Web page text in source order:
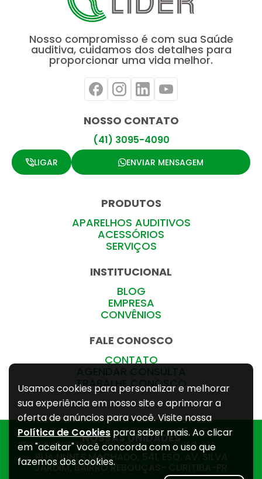
Nosso compromisso é com sua Saúde
auditiva, cuidamos dos detalhes para
proporcionar uma vida melhor.
PRODUTOS
APARELHOS AUDITIVOS
ACESSÓRIOS
SERVIÇOS
INSTITUCIONAL
BLOG
EMPRESA
CONVÊNIOS
FALE CONOSCO
CONTATO
AGENDAR CONSULTA
TRABALHE CONOSCO
NOSSO CONTATO
(41) 3095-4090
LIGAR ENVIAR MENSAGEM
NOSSAS UNIDADES
RUA NUNES MACHADO, 541, ESQ. AV. SILVA
JARDIM, BAIRRO REBOUÇAS- CURITIBA-PR
Usamos cookies para personalizar e melhorar
sua experiência em nosso site e aprimorar a
oferta de anúncios para você. Visite nossa
Política de Cookies para saber mais. Ao clicar
em "aceitar" você concorda com o uso que
fazemos dos cookies.